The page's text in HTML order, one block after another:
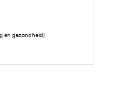
en gezondheid)